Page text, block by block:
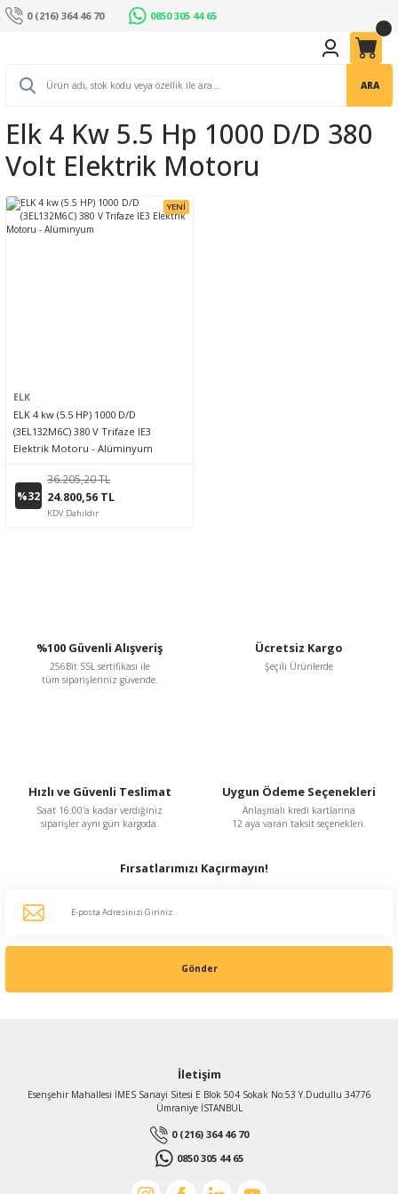
0 (216) 364 46 70 0850 305 44 65
ARA
Elk 4 Kw 5.5 Hp 1000 D/d 380
Volt Elektrik Motoru
YENİ
ELK
ELK 4 kw (5.5 HP) 1000 D/D
(3EL132M6C) 380 V Trifaze IE3
Elektrik Motoru - Alüminyum
%32
36.205,20 TL
24.800,56 TL
KDV Dahildir
%100 Güvenli Alışveriş
256Bit SSL sertifikası ile
tüm siparişleriniz güvende.
Ücretsiz Kargo
Şeçili Ürünlerde
Hızlı ve Güvenli Teslimat
Saat 16:00'a kadar verdiğiniz
siparişler aynı gün kargoda.
Uygun Ödeme Seçenekleri
Anlaşmalı kredi kartlarına
12 aya varan taksit seçenekleri.
Fırsatlarımızı Kaçırmayın!
Gönder
İletişim
Esenşehir Mahallesi İMES Sanayi Sitesi E Blok 504 Sokak No:53 Y.Dudullu 34776
Ümraniye İSTANBUL
0 (216) 364 46 70
0850 305 44 65